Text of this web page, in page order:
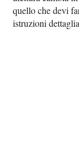
quello che devi
istruzioni